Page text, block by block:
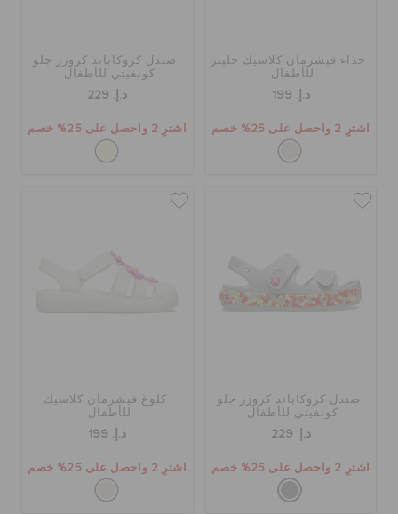
حذاء فيشرمان كلاسيك جليتر
للأطفال
د.إ. 199
اشترِ 2 واحصل على 25% خصم
صندل كروكاباند كروزر جلو
كونفيتي للأطفال
د.إ. 229
اشترِ 2 واحصل على 25% خصم
صندل كروكاباند كروزر جلو
كونفيتي للأطفال
د.إ. 229
اشترِ 2 واحصل على 25% خصم
كلوغ فيشرمان كلاسيك
للأطفال
د.إ. 199
اشترِ 2 واحصل على 25% خصم